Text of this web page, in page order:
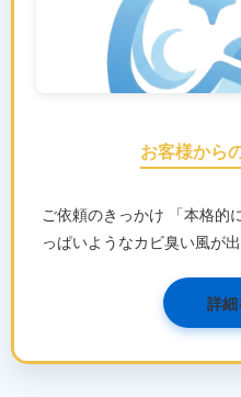
お客様から
ご依頼のきっかけ 「本格的
っぱいようなカビ臭い風が
詳